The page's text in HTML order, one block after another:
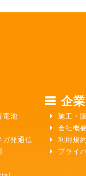
電池
ガ発通信
企
施工・
会社概
利用規約
プライ